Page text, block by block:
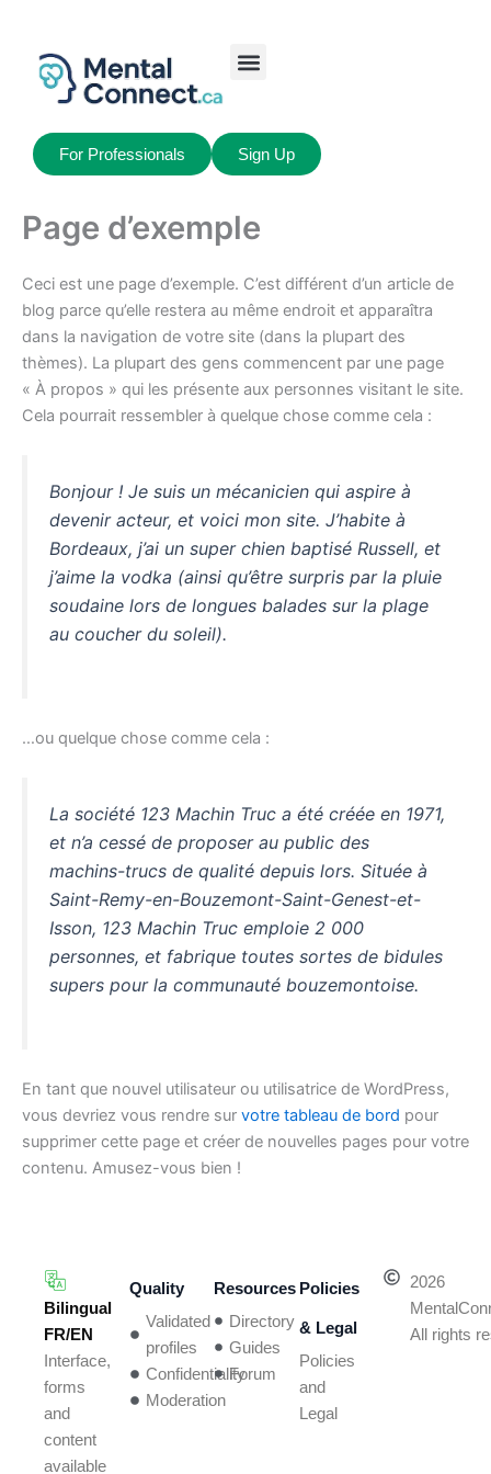
contenu
For Professionals Sign Up
Page d’exemple
Ceci est une page d’exemple. C’est différent d’un article de
blog parce qu’elle restera au même endroit et apparaîtra
dans la navigation de votre site (dans la plupart des
thèmes). La plupart des gens commencent par une page
« À propos » qui les présente aux personnes visitant le site.
Cela pourrait ressembler à quelque chose comme cela :
Bonjour ! Je suis un mécanicien qui aspire à
devenir acteur, et voici mon site. J’habite à
Bordeaux, j’ai un super chien baptisé Russell, et
j’aime la vodka (ainsi qu’être surpris par la pluie
soudaine lors de longues balades sur la plage
au coucher du soleil).
…ou quelque chose comme cela :
La société 123 Machin Truc a été créée en 1971,
et n’a cessé de proposer au public des
machins-trucs de qualité depuis lors. Située à
Saint-Remy-en-Bouzemont-Saint-Genest-et-
Isson, 123 Machin Truc emploie 2 000
personnes, et fabrique toutes sortes de bidules
supers pour la communauté bouzemontoise.
En tant que nouvel utilisateur ou utilisatrice de WordPress,
vous devriez vous rendre sur votre tableau de bord pour
supprimer cette page et créer de nouvelles pages pour votre
contenu. Amusez-vous bien !
Bilingual
FR/EN
Interface,
forms
and
content
available
Quality
Validated
profiles
Confidentiality
Moderation
Resources
Directory
Guides
Forum
Policies
& Legal
Policies
and
Legal
2026
All rights